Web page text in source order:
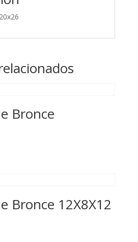
Bronce
Bronce 12X8X12